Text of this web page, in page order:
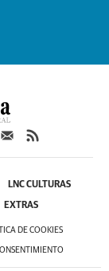
LNC CULTURAS
EXTRAS
DE COOKIES